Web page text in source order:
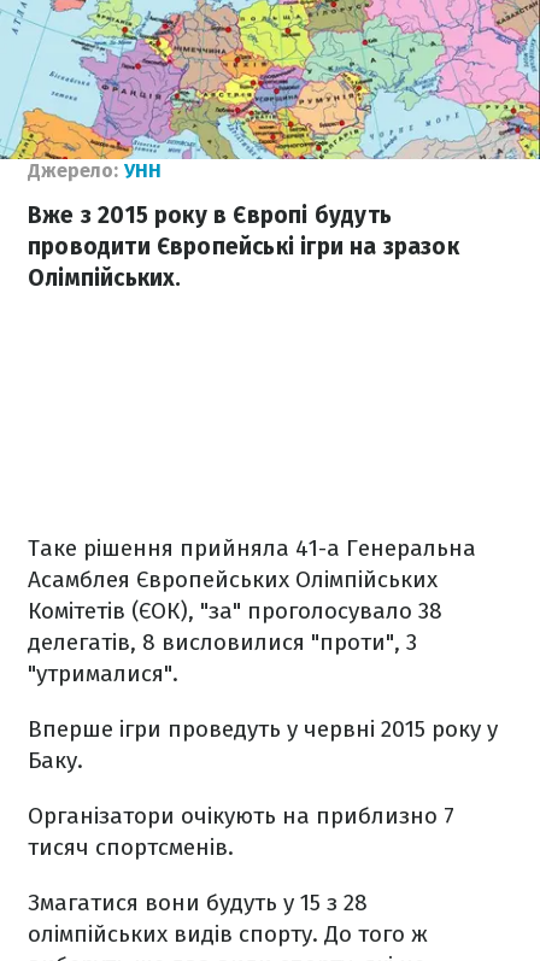
Джерело: УНН
Вже з 2015 року в Європі будуть
проводити Європейські ігри на зразок
Олімпійських.
Таке рішення прийняла 41-а Генеральна
Асамблея Європейських Олімпійських
Комітетів (ЄОК), "за" проголосувало 38
делегатів, 8 висловилися "проти", 3
"утрималися".
Вперше ігри проведуть у червні 2015 року у
Баку.
Організатори очікують на приблизно 7
тисяч спортсменів.
Змагатися вони будуть у 15 з 28
олімпійських видів спорту. До того ж